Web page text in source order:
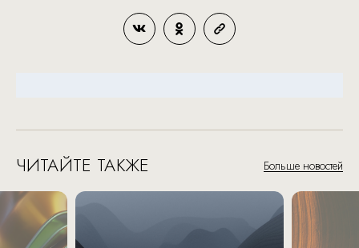
ЧИТАЙТЕ ТАКЖЕ Больше новостей